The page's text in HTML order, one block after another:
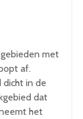
met
af.
dicht in de
dat
het